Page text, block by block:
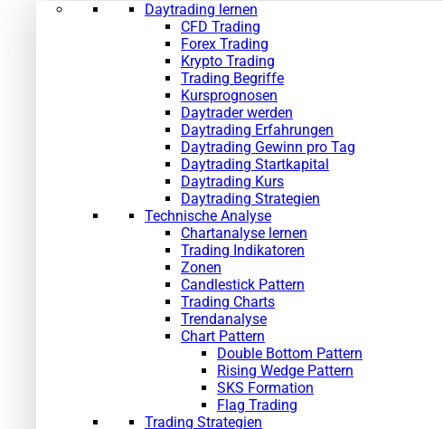
Daytrading lernen
CFD Trading
Forex Trading
Krypto Trading
Trading Begriffe
Kursprognosen
Daytrader werden
Daytrading Erfahrungen
Daytrading Gewinn pro Tag
Daytrading Startkapital
Daytrading Kurs
Daytrading Strategien
Technische Analyse
Chartanalyse lernen
Trading Indikatoren
Zonen
Candlestick Pattern
Trading Charts
Trendanalyse
Chart Pattern
Double Bottom Pattern
Rising Wedge Pattern
SKS Formation
Flag Trading
Trading Strategien